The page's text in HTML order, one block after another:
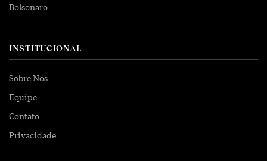
Bolsonaro
INSTITUCIONAL
Sobre Nós
Equipe
Contato
Privacidade